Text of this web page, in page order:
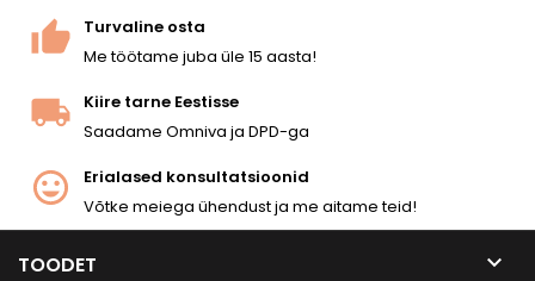
Turvaline osta
Me töötame juba üle 15 aasta!
Kiire tarne Eestisse
Saadame Omniva ja DPD-ga
Erialased konsultatsioonid
Võtke meiega ühendust ja me aitame teid!
TOODET 